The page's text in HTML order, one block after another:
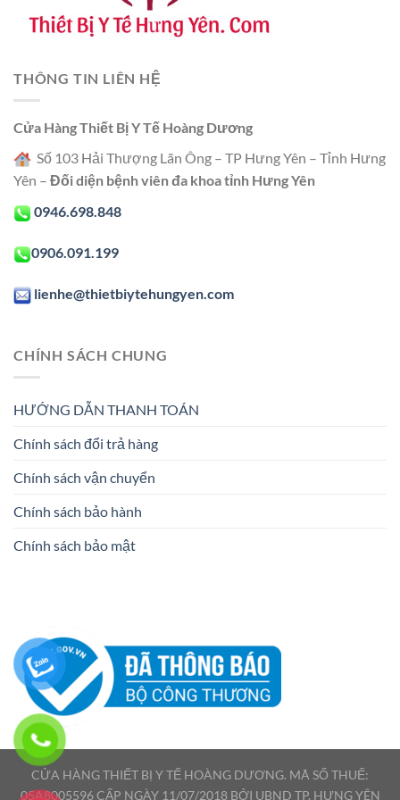
THÔNG TIN LIÊN HỆ
Cửa Hàng Thiết Bị Y Tế Hoàng Dương
Số 103 Hải Thượng Lãn Ông – TP Hưng Yên – Tỉnh Hưng
Yên – Đối diện bệnh viên đa khoa tỉnh Hưng Yên
0946.698.848
0906.091.199
lienhe@thietbiytehungyen.com
CHÍNH SÁCH CHUNG
HƯỚNG DẪN THANH TOÁN
Chính sách đổi trả hàng
Chính sách vận chuyển
Chính sách bảo hành
Chính sách bảo mật
CỬA HÀNG THIẾT BỊ Y TẾ HOÀNG DƯƠNG. MÃ SỐ THUẾ:
05A8005596 CẤP NGÀY 11/07/2018 BỞI UBND TP. HƯNG YÊN